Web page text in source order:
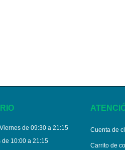
de 09:30 a 21:15
de 10:00 a 21:15
Cuenta de
Carrito de